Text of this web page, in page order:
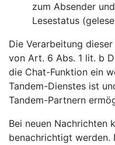
zum Absender
Lesestatus
Die Verarbeitung
von Art. 6 Abs. 1 lit. b
die Chat-Funktion ein
Tandem-Dienstes ist
Tandem-Partnern
Bei neuen Nachrichten
benachrichtigt werden.